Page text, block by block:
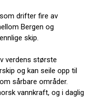
drifter fire av
Bergen og
skip.
verdens største
og kan seile opp til
sårbare områder.
vannkraft, og i daglig